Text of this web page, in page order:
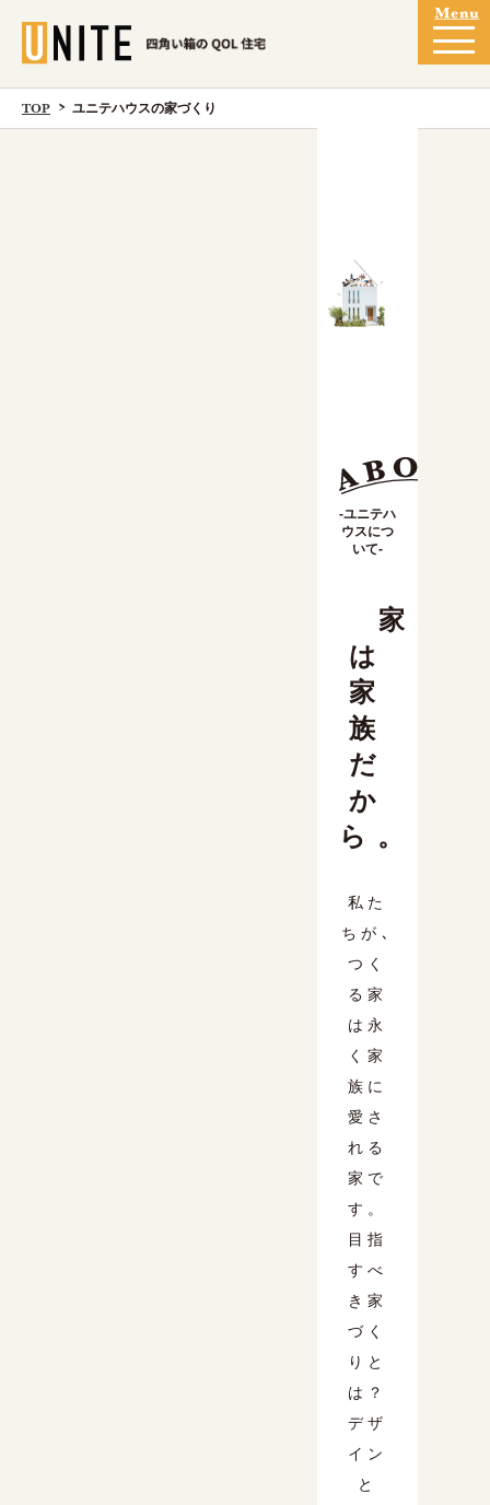
TOP ユニテハウスの家づくり
-ユニテハ
ウスにつ
いて-
家
は
家
族
だ
か
ら。
私た
ちが､
つく
る家
は永
く家
族に
愛さ
れる
家で
す。
目指
すべ
き家
づく
りと
は？
デザ
イン
と